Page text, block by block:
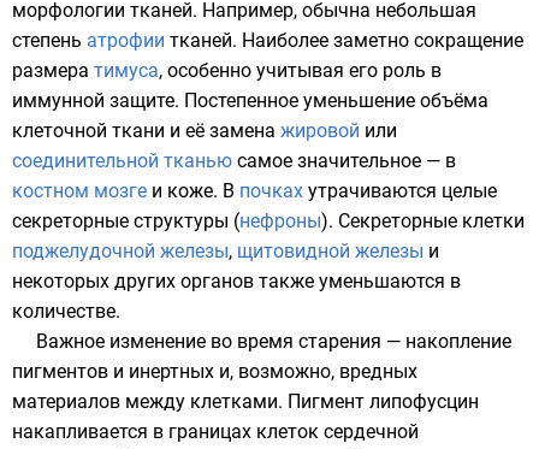
морфологии тканей. Например, обычна небольшая
степень атрофии тканей. Наиболее заметно сокращение
размера тимуса, особенно учитывая его роль в
иммунной защите. Постепенное уменьшение объёма
клеточной ткани и её замена жировой или
соединительной тканью самое значительное — в
костном мозге и коже. В почках утрачиваются целые
секреторные структуры (нефроны). Секреторные клетки
поджелудочной железы, щитовидной железы и
некоторых других органов также уменьшаются в
количестве.
Важное изменение во время старения — накопление
пигментов и инертных и, возможно, вредных
материалов между клетками. Пигмент липофусцин
накапливается в границах клеток сердечной